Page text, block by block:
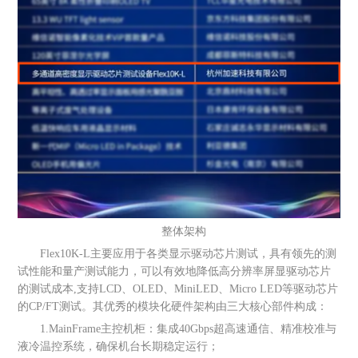
整体架构
Flex10K-L主要应用于各类显示驱动芯片测试，具有领先的测
试性能和量产测试能力，可以有效地降低高分辨率屏显驱动芯片
的测试成本,支持LCD、OLED、MiniLED、Micro LED等驱动芯片
的CP/FT测试。其优秀的模块化硬件架构由三大核心部件构成：
1.MainFrame主控机柜：集成40Gbps超高速通信、精准校准与
液冷温控系统，确保机台长期稳定运行；